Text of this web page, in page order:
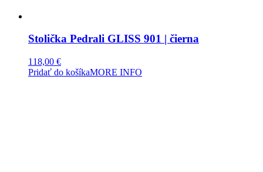
Stolička Pedrali GLISS 901 | čierna
118,00 €
Pridať do košíkaMORE INFO